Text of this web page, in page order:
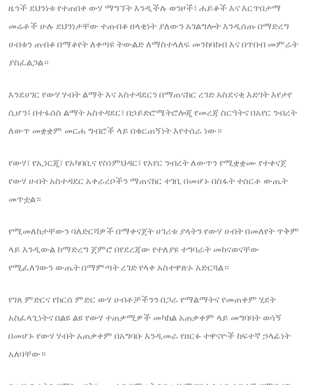
ዜጎች ደህንነቱ የተጠበቀ ውሃ ማግኘት እንዲችሉ ወንዞች፣ ሐይቆች እና እርጥበታማ
መሬቶች ሁሉ ደህንነታቸው ተጠብቆ ዘላቂነት ያለውን አገልግሎት እንዲሰጡ በማድረግ
ሀብቱን ጠብቆ በማቆየት ለቀጣዩ ትውልድ ለማስተላለፍ መንከባከብ እና በጥበብ መምራት
ያስፈልጋል።
እንደሀገር የውሃ ሃብት ልማት እና አስተዳደርን በማጠናከር ረገድ አስደናቂ እድገት እየታየ
ሲሆን፤ በተፋሰስ ልማት አስተዳደር፣ በኃይድሮሜትሮሎጂ የመረጃ ስርዓትና በአየር ንብረት
ለውጥ መቋቋም መርሐ ግብሮች ላይ በቁርጠኝነት እየተሰራ ነው።
የውሃ፣ የኢነርጂ፣ የአካባቢና የስነምህዳር፣ የአየር ንብረት ለውጥን የሚቋቋሙ የተቀናጀ
የውሃ ሀብት አስተዳደር አቀራረቦችን ማጠናከር ተገቢ በመሆኑ በስፋት ተሰርቶ ውጤት
መጥቷል።
የሚመለከታቸውን ባለድርሻዎች በማቀናጀት ሀገሪቱ ያላትን የውሃ ሀብት በመለየት ጥቅም
ላይ እንዲውል ከማድረግ ጀምሮ በየደረጃው የተለያዩ ተግባራት መከናወናቸው
የሚፈለገውን ውጤት በማምጣት ረገድ የላቀ አስተዋጽኦ አድርጓል።
የገጸ ምድርና የከርሰ ምድር ውሃ ሀብቶቻችንን በጋራ የማልማትና የመጠቀም ሂደት
አስፈላጊነትና በልዩ ልዩ የውሃ ተጠቃሚዎች መካከል አጠቃቀም ላይ መግባባት ወሳኝ
በመሆኑ የውሃ ሃብት አጠቃቀም በአግባቡ እንዲመራ የዘርፉ ተዋናዮች ከፍተኛ ኃላፊነት
አለባቸው።